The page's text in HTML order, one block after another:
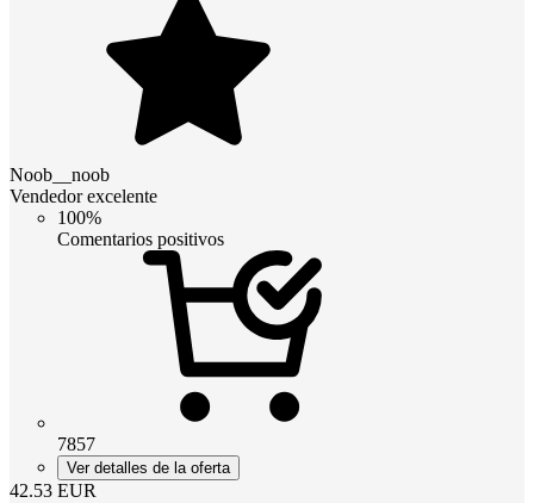
Noob__noob
Vendedor excelente
100%
Comentarios positivos
7857
Ver detalles de la oferta
42.53 EUR